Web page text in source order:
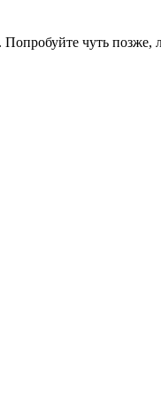
чуть позже,